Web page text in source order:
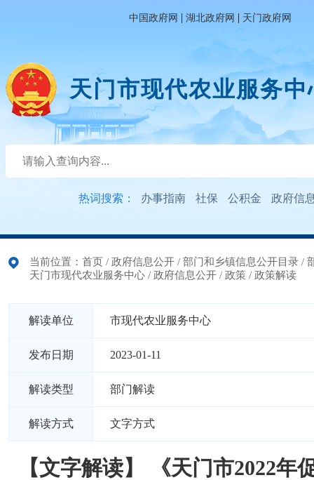
中国政府网 | 湖北政府网 | 天门政府网
天门市现代农业服务中
热词搜索： 办事指南 社保 公积金 政府信
当前位置： 首页 / 政府信息公开 / 部门和乡镇信息公开目录 /
天门市现代农业服务中心 / 政府信息公开 / 政策 / 政策解读
解读单位 市现代农业服务中心
发布日期 2023-01-11
解读类型 部门解读
解读方式 文字方式
【文字解读】 《天门市2022年